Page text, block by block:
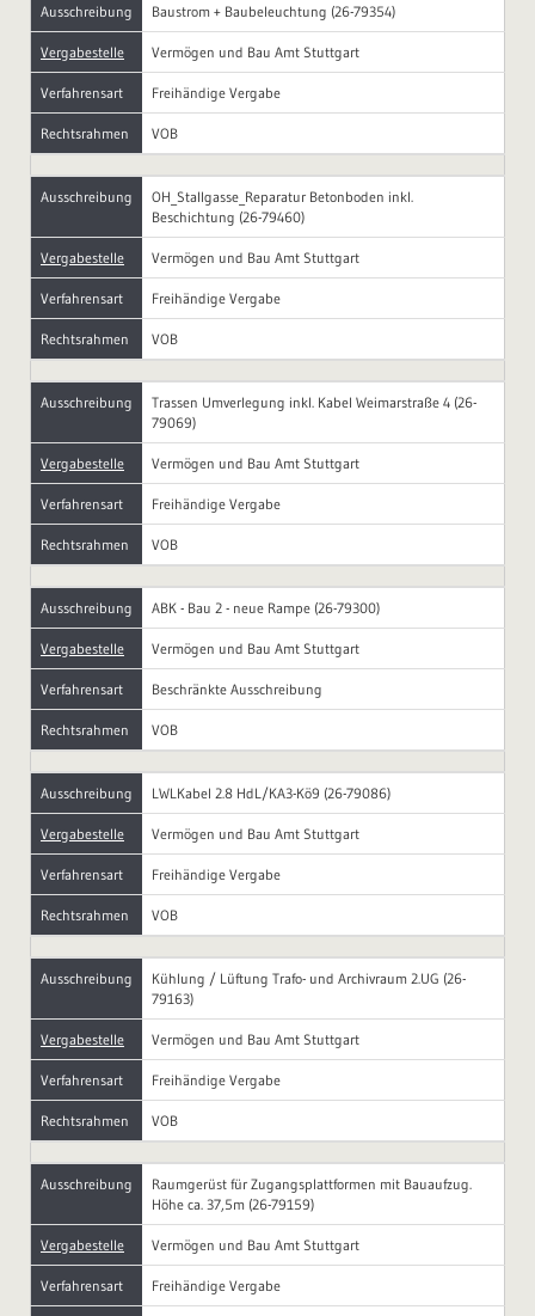
Ausschreibung Baustrom + Baubeleuchtung (26-79354)
Vergabestelle Vermögen und Bau Amt Stuttgart
Verfahrensart Freihändige Vergabe
Rechtsrahmen VOB
Ausschreibung
OH_Stallgasse_Reparatur Betonboden inkl.
Beschichtung (26-79460)
Vergabestelle Vermögen und Bau Amt Stuttgart
Verfahrensart Freihändige Vergabe
Rechtsrahmen VOB
Ausschreibung
Trassen Umverlegung inkl. Kabel Weimarstraße 4 (26-
79069)
Vergabestelle Vermögen und Bau Amt Stuttgart
Verfahrensart Freihändige Vergabe
Rechtsrahmen VOB
Ausschreibung ABK - Bau 2 - neue Rampe (26-79300)
Vergabestelle Vermögen und Bau Amt Stuttgart
Verfahrensart Beschränkte Ausschreibung
Rechtsrahmen VOB
Ausschreibung LWLKabel 2.8 HdL/KA3-Kö9 (26-79086)
Vergabestelle Vermögen und Bau Amt Stuttgart
Verfahrensart Freihändige Vergabe
Rechtsrahmen VOB
Ausschreibung
Kühlung / Lüftung Trafo- und Archivraum 2.UG (26-
79163)
Vergabestelle Vermögen und Bau Amt Stuttgart
Verfahrensart Freihändige Vergabe
Rechtsrahmen VOB
Ausschreibung
Raumgerüst für Zugangsplattformen mit Bauaufzug.
Höhe ca. 37,5m (26-79159)
Vergabestelle Vermögen und Bau Amt Stuttgart
Verfahrensart Freihändige Vergabe